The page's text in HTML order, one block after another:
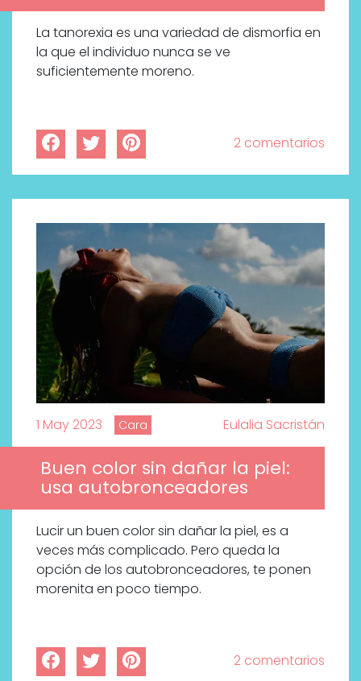
La tanorexia es una variedad de dismorfia en
la que el individuo nunca se ve
suficientemente moreno.
2 comentarios
1 May 2023 Cara Eulalia Sacristán
Buen color sin dañar la piel:
usa autobronceadores
Lucir un buen color sin dañar la piel, es a
veces más complicado. Pero queda la
opción de los autobronceadores, te ponen
morenita en poco tiempo.
2 comentarios